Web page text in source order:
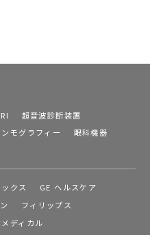
超音波診断装置
ンモグラフィー
眼科機器
クス
GE ヘルスケア
フィリップス
ディカル